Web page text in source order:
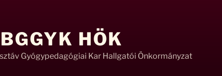
HÖK
Gyógypedagógiai Kar Hallgatói Önkormányzat